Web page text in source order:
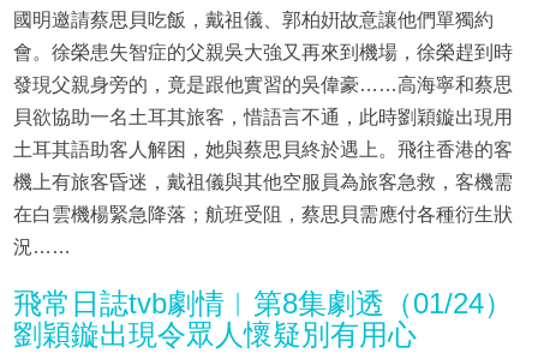
國明邀請蔡思貝吃飯，戴祖儀、郭柏姸故意讓他們單獨約
會。徐榮患失智症的父親吳大強又再來到機場，徐榮趕到時
發現父親身旁的，竟是跟他實習的吳偉豪……高海寧和蔡思
貝欲協助一名土耳其旅客，惜語言不通，此時劉穎鏇出現用
土耳其語助客人解困，她與蔡思貝終於遇上。飛往香港的客
機上有旅客昏迷，戴祖儀與其他空服員為旅客急救，客機需
在白雲機楊緊急降落；航班受阻，蔡思貝需應付各種衍生狀
況……
飛常日誌tvb劇情︱第8集劇透（01/24）
劉穎鏇出現令眾人懷疑別有用心